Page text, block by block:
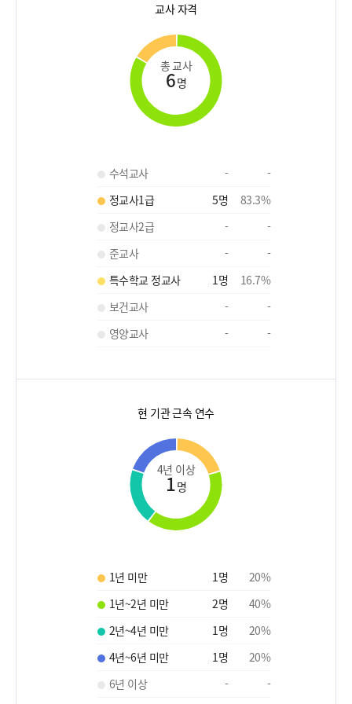
교사 자격
총 교사
6명
수석교사 -
-
정교사1급
5명 83.3%
정교사2급
-
-
준교사
-
-
특수학교 정교사
1명 16.7%
보건교사
-
-
영양교사
- -
현 기관 근속 연수
4년 이상
1명
1년 미만 1명 20%
1년~2년 미만
2명 40%
2년~4년 미만
1명 20%
4년~6년 미만
1명 20%
6년 이상
- -